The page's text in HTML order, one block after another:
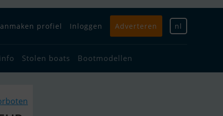
profiel Inloggen Adverteren nl
Stolen boats Bootmodellen